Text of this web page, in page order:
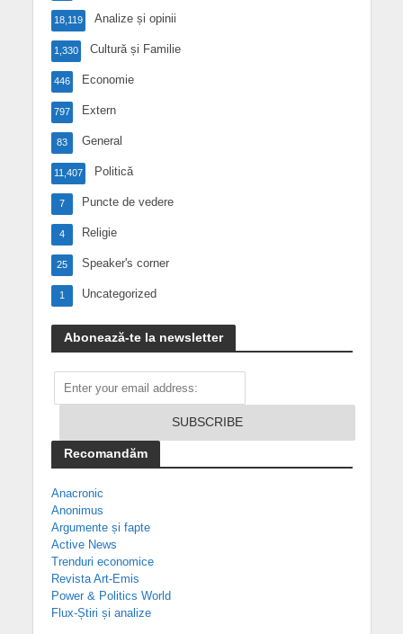
Analize și opinii
18,119
Cultură și Familie
1,330
Economie
446
Extern
797
General
83
Politică
11,407
Puncte de vedere
7
Religie
4
Speaker's corner
25
Uncategorized
1
Abonează-te la newsletter
Recomandăm
Anacronic
Anonimus
Argumente și fapte
Active News
Trenduri economice
Revista Art-Emis
Power & Politics World
Flux-Știri și analize